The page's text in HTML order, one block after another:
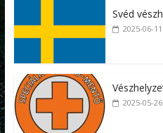
Svéd
2025-06-11
2025-05-26